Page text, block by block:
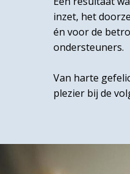
inzet, het
én voor de
ondersteuners.
Van harte
plezier bij de